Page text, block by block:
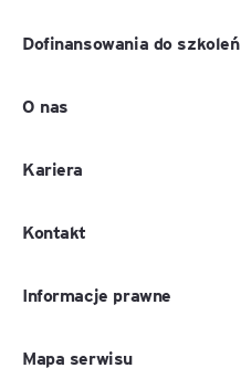
Dofinansowania do szkoleń
O nas
Kariera
Kontakt
Informacje prawne
Mapa serwisu